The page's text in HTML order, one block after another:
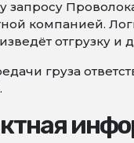
запросу
компанией.
отгрузку и
груза